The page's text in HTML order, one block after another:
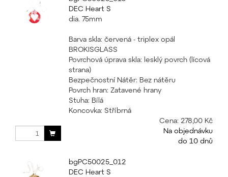
DEC Heart S
dia. 75mm
Barva skla: červená - triplex opál
BROKISGLASS
Povrchová úprava skla: lesklý povrch (lícová
strana)
Bezpečnostní Nátěr: Bez nátěru
Povrch hran: Zatavené hrany
Stuha: Bílá
Koncovka: Stříbrná
Cena: 278,00 Kč
Na objednávku
do 10 dnů
bgPC50025_012
DEC Heart S